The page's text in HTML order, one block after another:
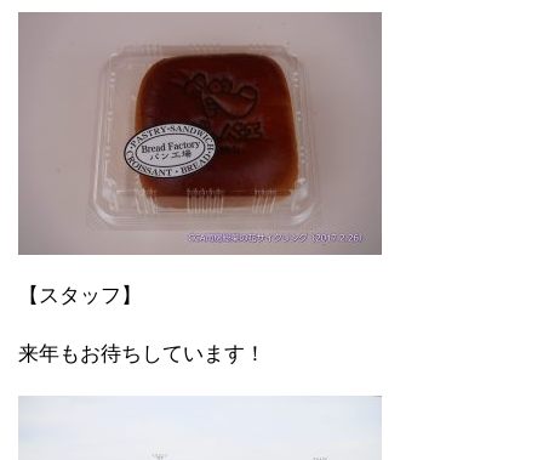
【スタッフ】
来年もお待ちしています！